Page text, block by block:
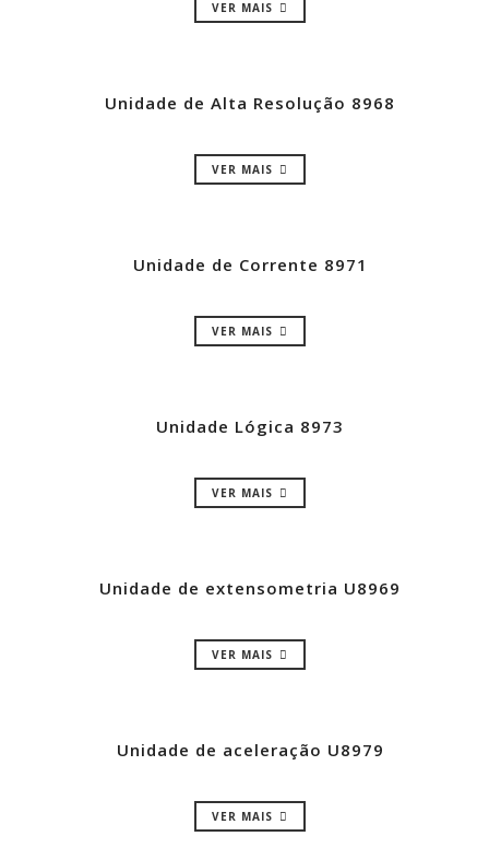
VER MAIS
Unidade de Alta Resolução 8968
VER MAIS
Unidade de Corrente 8971
VER MAIS
Unidade Lógica 8973
VER MAIS
Unidade de extensometria U8969
VER MAIS
Unidade de aceleração U8979
VER MAIS